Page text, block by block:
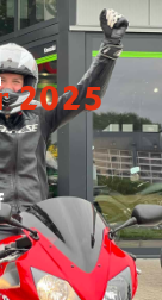
2025